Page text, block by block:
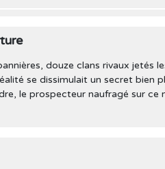
douze clans rivaux jetés
se dissimulait un secret bien
le prospecteur naufragé sur